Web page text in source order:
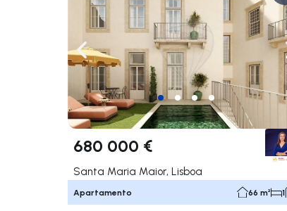
Navegação para a esquerda
680 000 €
Santa Maria Maior, Lisboa
Apartamento 66 m² 1